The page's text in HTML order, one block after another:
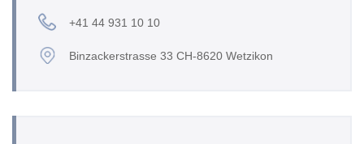
+41 44 931 10 10
Binzackerstrasse 33 CH-8620 Wetzikon